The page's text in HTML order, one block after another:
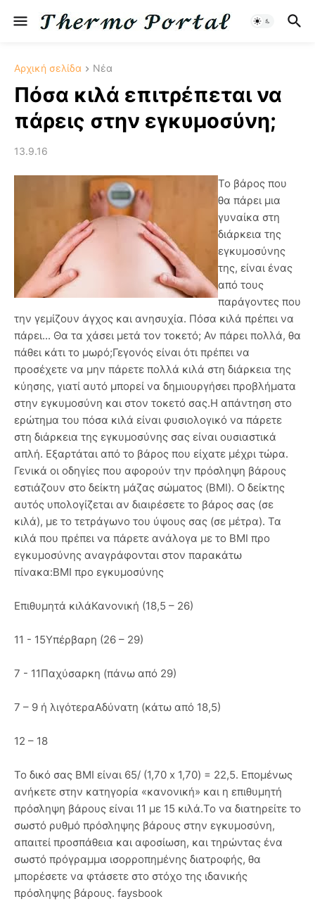
Αρχική σελίδα Νέα
Πόσα κιλά επιτρέπεται να
πάρεις στην εγκυμοσύνη;
13.9.16
Το βάρος που
θα πάρει μια
γυναίκα στη
διάρκεια της
εγκυμοσύνης
της, είναι ένας
από τους
παράγοντες που
την γεμίζουν άγχος και ανησυχία. Πόσα κιλά πρέπει να
πάρει... Θα τα χάσει μετά τον τοκετό; Αν πάρει πολλά, θα
πάθει κάτι το μωρό;Γεγονός είναι ότι πρέπει να
προσέχετε να μην πάρετε πολλά κιλά στη διάρκεια της
κύησης, γιατί αυτό μπορεί να δημιουργήσει προβλήματα
στην εγκυμοσύνη και στον τοκετό σας.Η απάντηση στο
ερώτημα του πόσα κιλά είναι φυσιολογικό να πάρετε
στη διάρκεια της εγκυμοσύνης σας είναι ουσιαστικά
απλή. Εξαρτάται από το βάρος που είχατε μέχρι τώρα.
Γενικά οι οδηγίες που αφορούν την πρόσληψη βάρους
εστιάζουν στο δείκτη μάζας σώματος (ΒΜΙ). Ο δείκτης
αυτός υπολογίζεται αν διαιρέσετε το βάρος σας (σε
κιλά), με το τετράγωνο του ύψους σας (σε μέτρα). Τα
κιλά που πρέπει να πάρετε ανάλογα με το ΒΜΙ προ
εγκυμοσύνης αναγράφονται στον παρακάτω
πίνακα:ΒΜΙ προ εγκυμοσύνης
Επιθυμητά κιλάΚανονική (18,5 – 26)
11 - 15Υπέρβαρη (26 – 29)
7 - 11Παχύσαρκη (πάνω από 29)
7 – 9 ή λιγότεραΑδύνατη (κάτω από 18,5)
12 – 18
Το δικό σας ΒΜΙ είναι 65/ (1,70 x 1,70) = 22,5. Επομένως
ανήκετε στην κατηγορία «κανονική» και η επιθυμητή
πρόσληψη βάρους είναι 11 με 15 κιλά.Το να διατηρείτε το
σωστό ρυθμό πρόσληψης βάρους στην εγκυμοσύνη,
απαιτεί προσπάθεια και αφοσίωση, και τηρώντας ένα
σωστό πρόγραμμα ισορροπημένης διατροφής, θα
μπορέσετε να φτάσετε στο στόχο της ιδανικής
πρόσληψης βάρους. faysbook